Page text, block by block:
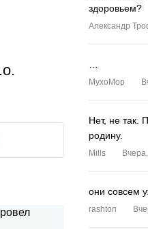
здоровьем?
Александр
MyxoMop
Нет, не так.
родину.
Mills
они совсем
rashton